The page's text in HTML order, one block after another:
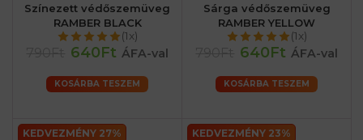
Színezett védőszemüveg
RAMBER BLACK
(1x)
640Ft ÁFA-val
KOSÁRBA TESZEM
Sárga védőszemüveg
RAMBER YELLOW
(1x)
640Ft ÁFA-val
KOSÁRBA TESZEM
KEDVEZMÉNY 27% KEDVEZMÉNY 23%